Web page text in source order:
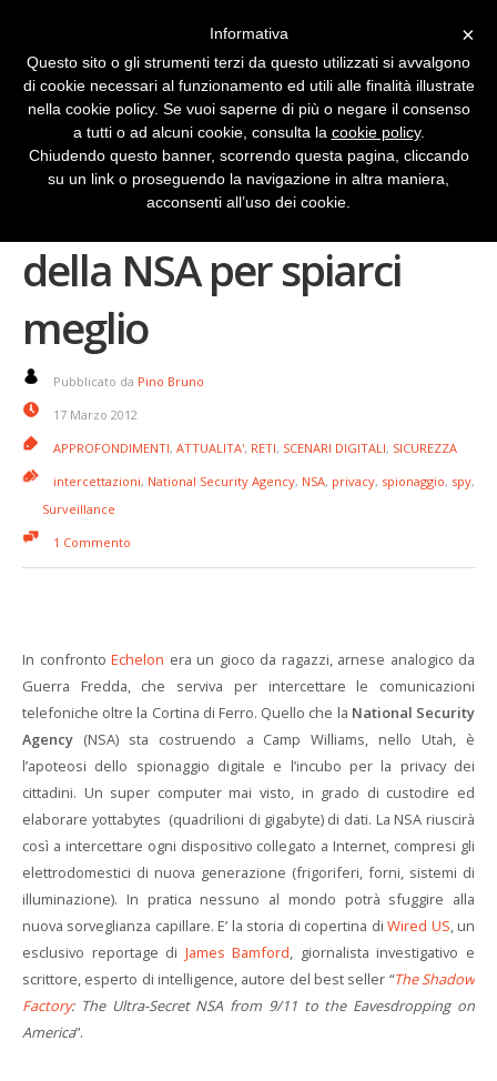
L’Immenso Fratello
della NSA per spiarci
meglio
Pubblicato da Pino Bruno
17 Marzo 2012
APPROFONDIMENTI, ATTUALITA', RETI, SCENARI DIGITALI, SICUREZZA
intercettazioni, National Security Agency, NSA, privacy, spionaggio, spy,
Surveillance
1 Commento
In confronto Echelon era un gioco da ragazzi, arnese analogico da
Guerra Fredda, che serviva per intercettare le comunicazioni
telefoniche oltre la Cortina di Ferro. Quello che la National Security
Agency (NSA) sta costruendo a Camp Williams, nello Utah, è
l’apoteosi dello spionaggio digitale e l’incubo per la privacy dei
cittadini. Un super computer mai visto, in grado di custodire ed
elaborare yottabytes (quadrilioni di gigabyte) di dati. La NSA riuscirà
così a intercettare ogni dispositivo collegato a Internet, compresi gli
elettrodomestici di nuova generazione (frigoriferi, forni, sistemi di
illuminazione). In pratica nessuno al mondo potrà sfuggire alla
nuova sorveglianza capillare. E’ la storia di copertina diWired US, un
esclusivo reportage di James Bamford, giornalista investigativo e
scrittore, esperto di intelligence, autore del best seller “The Shadow
Factory: The Ultra-Secret NSA from 9/11 to the Eavesdropping on
America”.
×
Informativa
Questo sito o gli strumenti terzi da questo utilizzati si avvalgono
di cookie necessari al funzionamento ed utili alle finalità illustrate
nella cookie policy. Se vuoi saperne di più o negare il consenso
a tutti o ad alcuni cookie, consulta la cookie policy.
Chiudendo questo banner, scorrendo questa pagina, cliccando
su un link o proseguendo la navigazione in altra maniera,
acconsenti all’uso dei cookie.